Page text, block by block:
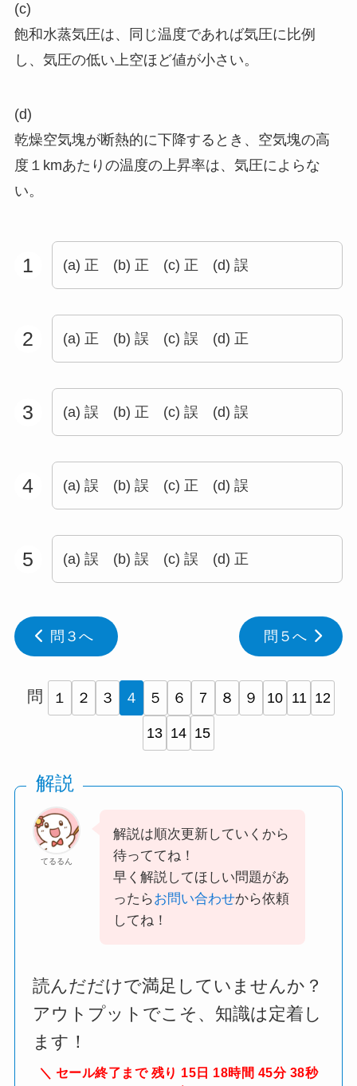
(c)
飽和水蒸気圧は、同じ温度であれば気圧に比例
し、気圧の低い上空ほど値が小さい。
(d)
乾燥空気塊が断熱的に下降するとき、空気塊の高
度１kmあたりの温度の上昇率は、気圧によらな
い。
1 (a) 正 (b) 正 (c) 正 (d) 誤
2 (a) 正 (b) 誤 (c) 誤 (d) 正
3 (a) 誤 (b) 正 (c) 誤 (d) 誤
4 (a) 誤 (b) 誤 (c) 正 (d) 誤
5 (a) 誤 (b) 誤 (c) 誤 (d) 正
問３へ 問５へ
問 １ ２ ３ ４ ５ ６ ７ ８ ９ 10 11 12
13 14 15
解説
てるるん
解説は順次更新していくから
待っててね！
早く解説してほしい問題があ
ったらお問い合わせから依頼
してね！
読んだだけで満足していませんか？
アウトプットでこそ、知識は定着し
ます！
セール終了まで 残り 15日 18時間 45分 37秒